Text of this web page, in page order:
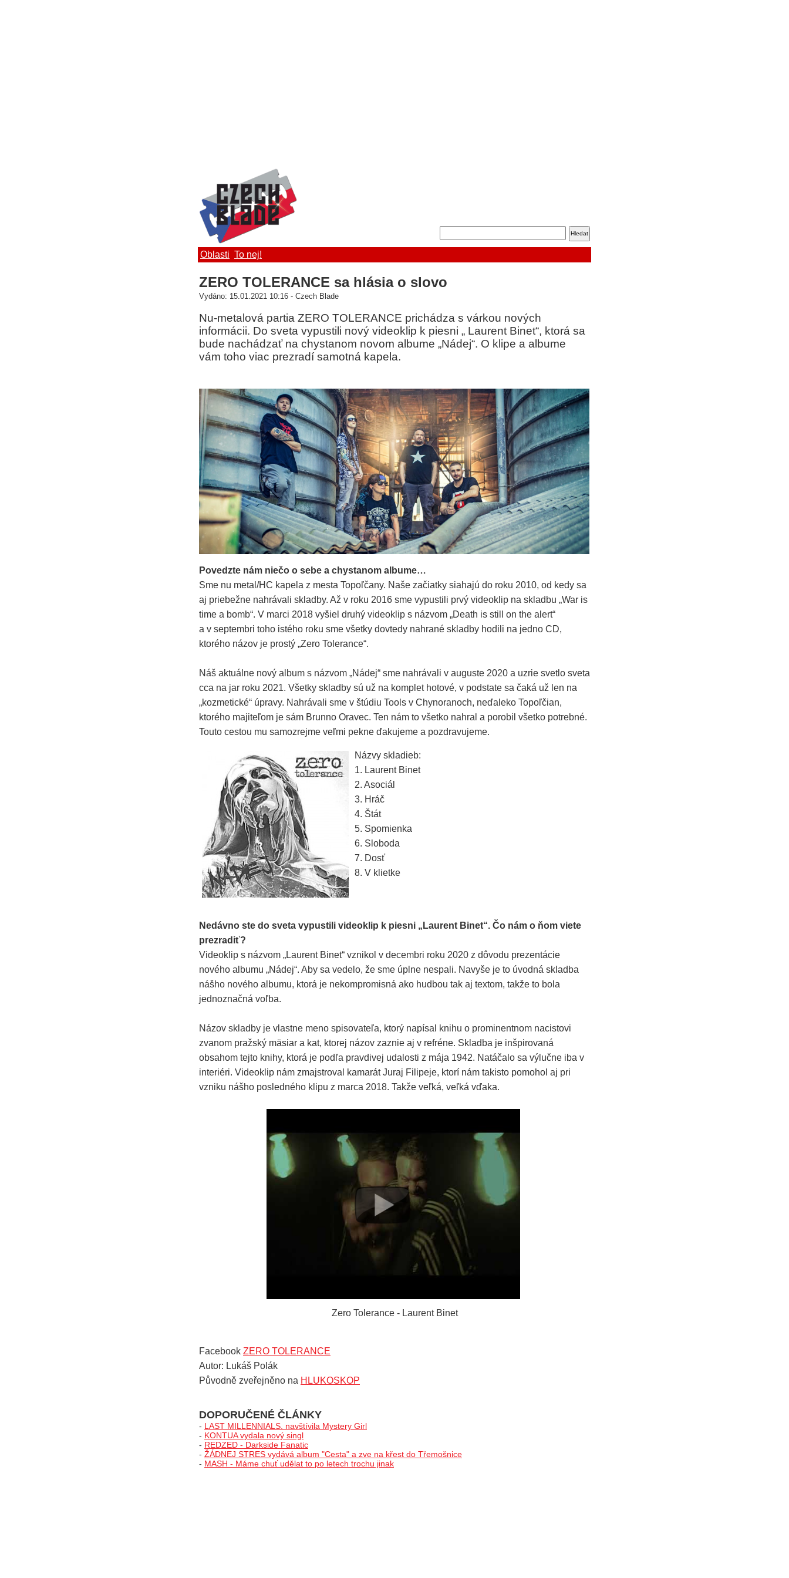
Oblasti To nej!
ZERO TOLERANCE sa hlásia o slovo
Vydáno: 15.01.2021 10:16 - Czech Blade
Nu-metalová partia ZERO TOLERANCE prichádza s várkou nových
informácii. Do sveta vypustili nový videoklip k piesni „ Laurent Binet“, ktorá sa
bude nachádzať na chystanom novom albume „Nádej“. O klipe a albume
vám toho viac prezradí samotná kapela.
Povedzte nám niečo o sebe a chystanom albume…
Sme nu metal/HC kapela z mesta Topoľčany. Naše začiatky siahajú do roku 2010, od kedy sa
aj priebežne nahrávali skladby. Až v roku 2016 sme vypustili prvý videoklip na skladbu „War is
time a bomb“. V marci 2018 vyšiel druhý videoklip s názvom „Death is still on the alert“
a v septembri toho istého roku sme všetky dovtedy nahrané skladby hodili na jedno CD,
ktorého názov je prostý „Zero Tolerance“.
Náš aktuálne nový album s názvom „Nádej“ sme nahrávali v auguste 2020 a uzrie svetlo sveta
cca na jar roku 2021. Všetky skladby sú už na komplet hotové, v podstate sa čaká už len na
„kozmetické“ úpravy. Nahrávali sme v štúdiu Tools v Chynoranoch, neďaleko Topoľčian,
ktorého majiteľom je sám Brunno Oravec. Ten nám to všetko nahral a porobil všetko potrebné.
Touto cestou mu samozrejme veľmi pekne ďakujeme a pozdravujeme.
Názvy skladieb:
1. Laurent Binet
2. Asociál
3. Hráč
4. Štát
5. Spomienka
6. Sloboda
7. Dosť
8. V klietke
Nedávno ste do sveta vypustili videoklip k piesni „Laurent Binet“. Čo nám o ňom viete
prezradiť?
Videoklip s názvom „Laurent Binet“ vznikol v decembri roku 2020 z dôvodu prezentácie
nového albumu „Nádej“. Aby sa vedelo, že sme úplne nespali. Navyše je to úvodná skladba
nášho nového albumu, ktorá je nekompromisná ako hudbou tak aj textom, takže to bola
jednoznačná voľba.
Názov skladby je vlastne meno spisovateľa, ktorý napísal knihu o prominentnom nacistovi
zvanom pražský mäsiar a kat, ktorej názov zaznie aj v refréne. Skladba je inšpirovaná
obsahom tejto knihy, ktorá je podľa pravdivej udalosti z mája 1942. Natáčalo sa výlučne iba v
interiéri. Videoklip nám zmajstroval kamarát Juraj Filipeje, ktorí nám takisto pomohol aj pri
vzniku nášho posledného klipu z marca 2018. Takže veľká, veľká vďaka.
Zero Tolerance - Laurent Binet
Facebook ZERO TOLERANCE
Autor: Lukáš Polák
Původně zveřejněno na HLUKOSKOP
DOPORUČENÉ ČLÁNKY
- LAST MILLENNIALS. navštívila Mystery Girl
- KONTUA vydala nový singl
- REDZED - Darkside Fanatic
- ŽÁDNEJ STRES vydává album "Cesta" a zve na křest do Třemošnice
- MASH - Máme chuť udělat to po letech trochu jinak